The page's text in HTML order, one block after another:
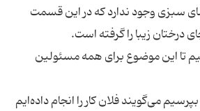
سبزی وجود ندارد که در این قسمت
تا این موضوع برای همه مسئولین
می‌گویند فلان کار را انجام داده‌ایم